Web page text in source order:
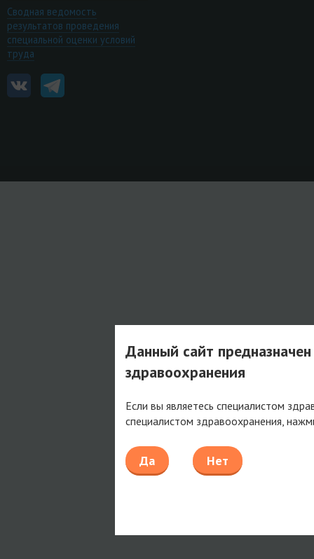
Сводная ведомость
результатов проведения
специальной оценки условий
труда
Данный сайт
здравоохранения
Если вы являетесь специалистом
специалистом здравоохранения,
Да Нет